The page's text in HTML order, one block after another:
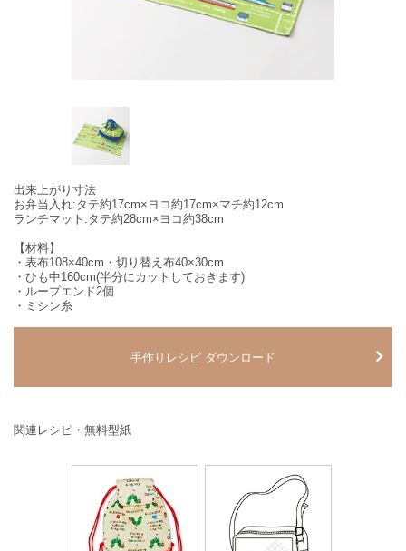
出来上がり寸法
お弁当入れ:タテ約17cm×ヨコ約17cm×マチ約12cm
ランチマット:タテ約28cm×ヨコ約38cm
【材料】
・表布108×40cm・切り替え布40×30cm
・ひも中160cm(半分にカットしておきます)
・ループエンド2個
・ミシン糸
手作りレシピ ダウンロード
関連レシピ・無料型紙